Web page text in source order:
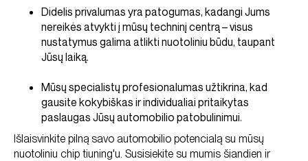
Didelis privalumas yra patogumas, kadangi Jums
nereikės atvykti į mūsų techninį centrą – visus
nustatymus galima atlikti nuotoliniu būdu, taupant
Jūsų laiką.
Mūsų specialistų profesionalumas užtikrina, kad
gausite kokybiškas ir individualiai pritaikytas
paslaugas Jūsų automobilio patobulinimui.
Išlaisvinkite pilną savo automobilio potencialą su mūsų
nuotoliniu chip tiuning'u. Susisiekite su mumis šiandien ir